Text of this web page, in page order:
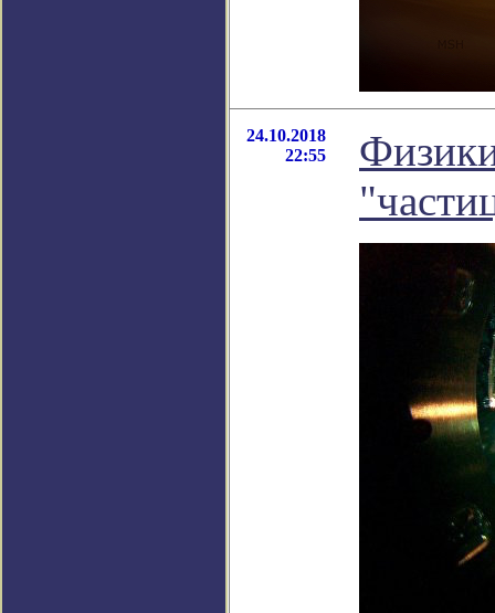
24.10.2018
22:55